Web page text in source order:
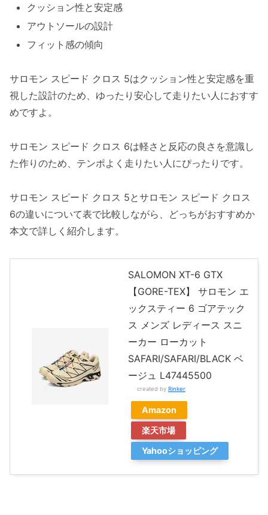
クッション性と安定感
アウトソールの設計
フィット感の傾向
サロモン スピード クロス 5はクッション性と安定感を重
視した設計のため、ゆったり安心して走りたい人におすす
めですよ。
サロモン スピード クロス 6は軽さと反応の良さを意識し
た作りのため、テンポよく走りたい人にぴったりです。
サロモン スピード クロス 5とサロモン スピード クロス
6の違いについて表で比較しながら、どっちがおすすめか
本文で詳しく紹介します。
SALOMON XT-6 GTX
【GORE-TEX】 サロモン エ
ックスティー 6 ゴアテック
ス メンズ レディース スニ
ーカー ローカット
SAFARI/SAFARI/BLACK ベ
ージュ L47445500
created by Rinker
Amazon
楽天市場
Yahooショッピング